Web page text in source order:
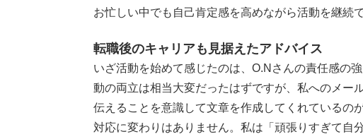
お忙しい中でも自己肯定感を高めながら活動を継続
転職後のキャリアも見据えたアドバイス
いざ活動を始めて感じたのは、O.Nさんの責任感の
動の両立は相当大変だったはずですが、私へのメー
伝えることを意識して文章を作成してくれているの
対応に変わりはありません。私は「頑張りすぎて自